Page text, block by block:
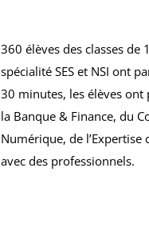
360 élèves des classes de 1
spécialité SES et NSI ont
30 minutes, les élèves ont
la Banque & Finance, du
Numérique, de l’Expertise
avec des professionnels.